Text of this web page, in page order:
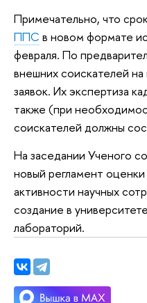
Примечательно, что
ППС в новом формате
февраля. По
внешних соискателей
заявок. Их экспертиза
также (при
соискателей должны
На заседании Ученого
новый регламент
активности научных
создание в
лабораторий.